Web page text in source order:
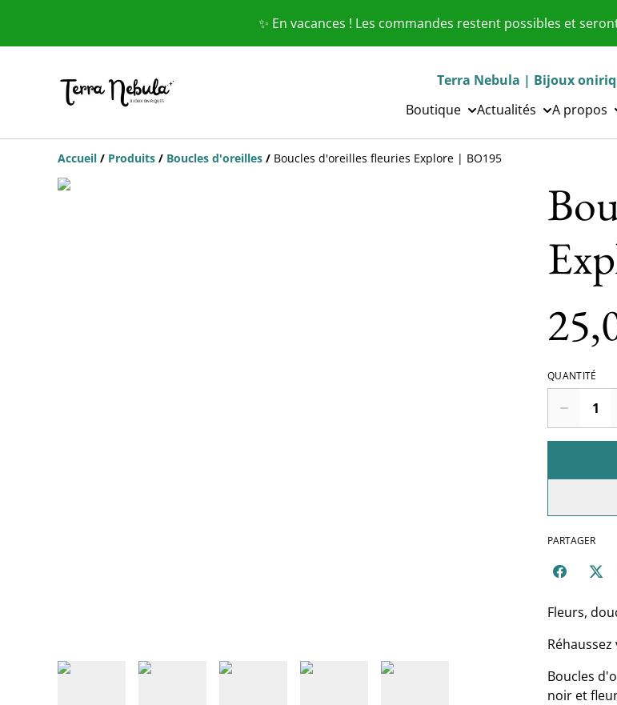
✨ En vacances ! Les commandes restent possibles et
Terra Nebula | Bijoux
Boutique
Actualités A propos
Accueil / Produits / Boucles d'oreilles / Boucles d'oreilles fleuries Explore | BO195
QUANTITÉ
PARTAGER
Fleurs,
Boucles
noir et